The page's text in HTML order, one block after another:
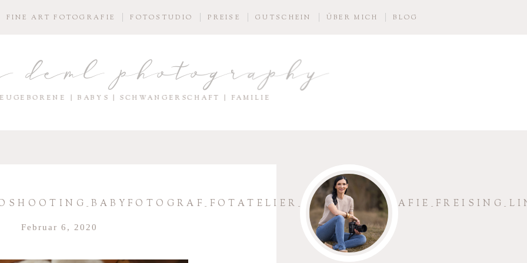
FINE ART FOTOGRAFIE FOTOSTUDIO PREISE GUTSCHEIN ÜBER MICH BLOG
| BABYS | SCHWANGERSCHAFT | FAMILIE
deml photography
Februar 6, 2020